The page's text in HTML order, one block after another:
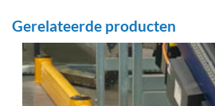
Gerelateerde producten